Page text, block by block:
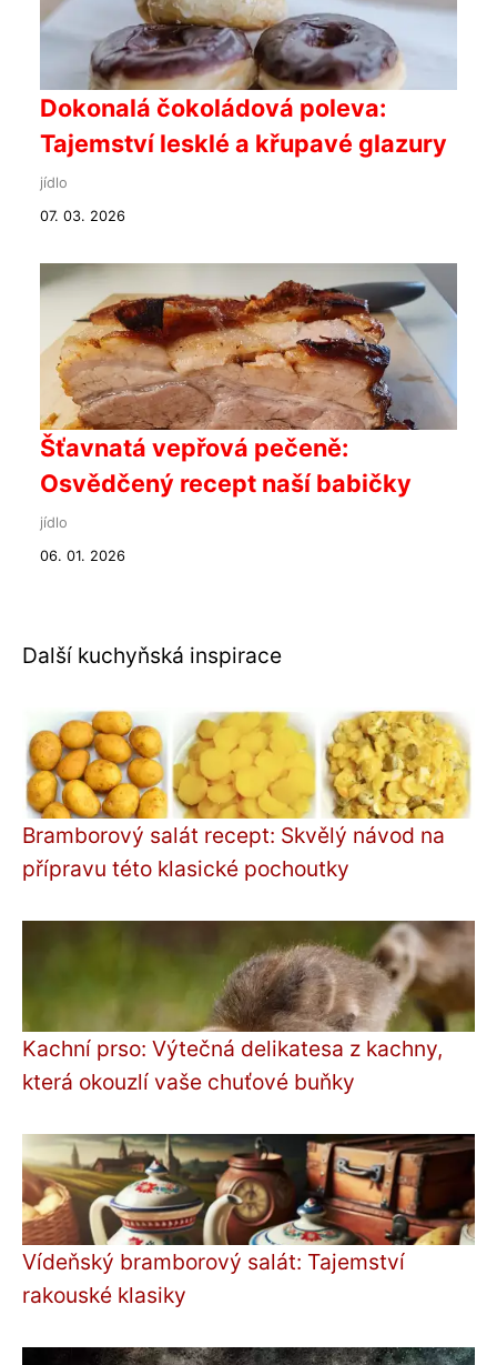
Dokonalá čokoládová poleva:
Tajemství lesklé a křupavé glazury
jídlo
07. 03. 2026
Šťavnatá vepřová pečeně:
Osvědčený recept naší babičky
jídlo
06. 01. 2026
Další kuchyňská inspirace
Bramborový salát recept: Skvělý návod na
přípravu této klasické pochoutky
Kachní prso: Výtečná delikatesa z kachny,
která okouzlí vaše chuťové buňky
Vídeňský bramborový salát: Tajemství
rakouské klasiky